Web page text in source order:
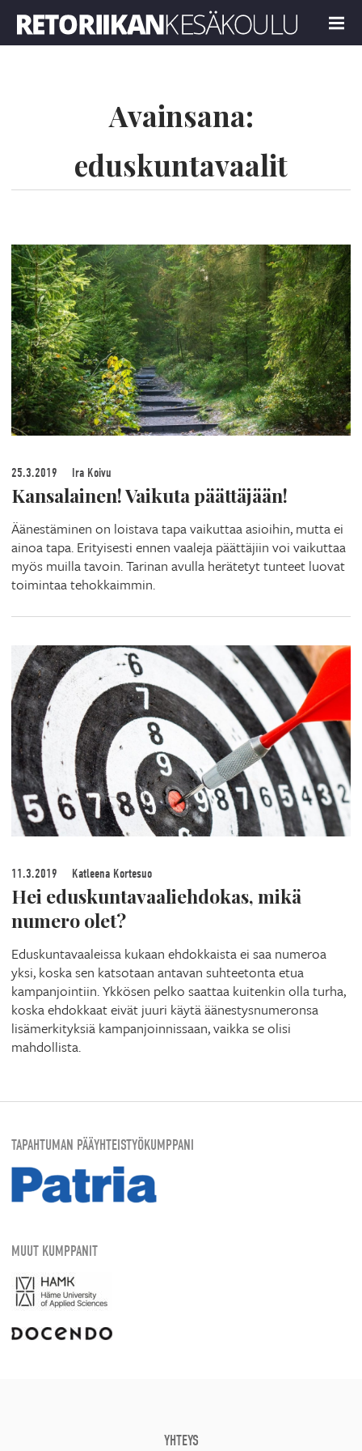
MENU
Avainsana:
eduskuntavaalit
25.3.2019 Ira Koivu
Kansalainen! Vaikuta päättäjään!
Äänestäminen on loistava tapa vaikuttaa asioihin, mutta ei
ainoa tapa. Erityisesti ennen vaaleja päättäjiin voi vaikuttaa
myös muilla tavoin. Tarinan avulla herätetyt tunteet luovat
toimintaa tehokkaimmin.
11.3.2019 Katleena Kortesuo
Hei eduskuntavaaliehdokas, mikä
numero olet?
Eduskuntavaaleissa kukaan ehdokkaista ei saa numeroa
yksi, koska sen katsotaan antavan suhteetonta etua
kampanjointiin. Ykkösen pelko saattaa kuitenkin olla turha,
koska ehdokkaat eivät juuri käytä äänestysnumeronsa
lisämerkityksiä kampanjoinnissaan, vaikka se olisi
mahdollista.
TAPAHTUMAN PÄÄYHTEISTYÖKUMPPANI
MUUT KUMPPANIT
YHTEYS